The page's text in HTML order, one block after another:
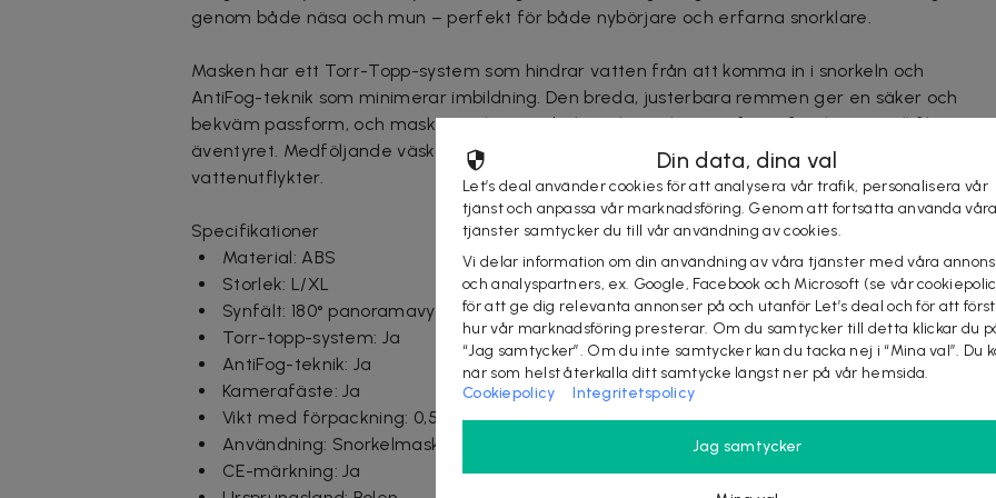
genom både näsa och mun – perfekt för både nybörjare och erfarna snorklare.
Masken har ett Torr-Topp-system som hindrar vatten från att komma in i snorkeln och
AntiFog-teknik som minimerar imbildning. Den breda, justerbara remmen ger en säker och
bekväm passform, och masken är kompatibel med sportkamerafäste för dig som vill filma
äventyret. Medföljande väska och öronproppar gör den enkel att ta med på alla dina
vattenutflykter.
Specifikationer
Material: ABS
Storlek: L/XL
Synfält: 180° panoramavy
Torr-topp-system: Ja
AntiFog-teknik: Ja
Kamerafäste: Ja
Vikt med förpackning: 0,55 kg
Användning: Snorkelmask för dykning och ytsim med brett synfält
CE-märkning: Ja
Din data, dina val
Let’s deal använder cookies för att analysera vår trafik, personalisera vår
tjänst och anpassa vår marknadsföring. Genom att fortsätta använda våra
tjänster samtycker du till vår användning av cookies.
Vi delar information om din användning av våra tjänster med våra
och analyspartners, ex. Google, Facebook och Microsoft (se vår
för att ge dig relevanta annonser på och utanför Let’s deal och för att
hur vår marknadsföring presterar. Om du samtycker till detta klickar du
“Jag samtycker”. Om du inte samtycker kan du tacka nej i “Mina val”. Du
när som helst återkalla ditt samtycke längst ner på vår hemsida.
Cookiepolicy
Integritetspolicy
Jag samtycker